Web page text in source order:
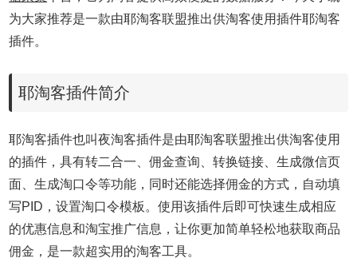
为大家推荐是一款由耶淘客联盟推出供淘客使用插件耶淘客
插件。
耶淘客插件简介
耶淘客插件也叫夜淘客插件是由耶淘客联盟推出供淘客使用
的插件，具有转二合一、佣金查询、转换链接、生成微信页
面、生成淘口令等功能，同时还能选择佣金的方式，自动填
写PID，设置淘口令模板。使用该插件后即可快速生成相应
的优惠信息和淘宝推广信息，让你更加简单轻松地获取商品
佣金，是一款超实用的淘客工具。